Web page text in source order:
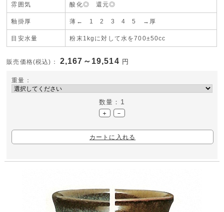
雰囲気 酸化◎ 還元◎
釉掛厚 薄← 12 3 4 5 →厚
目安水量 粉末1kgに対して水を700±50cc
販売価格(税込)： 2,167～19,514 円
重量：
数量： 1
＋ －
カートに入れる